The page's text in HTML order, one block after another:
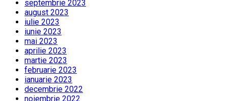
septembrie 2023
august 2023
iulie 2023
iunie 2023
mai 2023
aprilie 2023
martie 2023
februarie 2023
ianuarie 2023
decembrie 2022
noiembrie 2022